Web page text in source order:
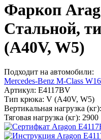
Фаркоп
Стальной,
(A40V, W5)
Подходит на автомобили:
Mercedes-Benz M-Class
Артикул: E4117BV
Тип крюка: V (A40V, W5)
Вертикальная нагрузка (кг):
Тяговая нагрузка (кг): 2900